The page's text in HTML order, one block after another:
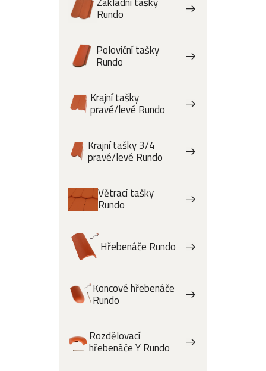
Rundo
Poloviční tašky
Rundo
Krajní tašky
pravé/levé Rundo
Krajní tašky 3/4
pravé/levé Rundo
Větrací tašky
Rundo
Hřebenáče Rundo
Koncové hřebenáče
Rundo
Rozdělovací
hřebenáče Y Rundo